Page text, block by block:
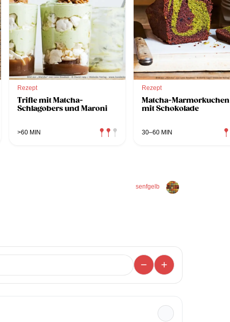
Rezept
Trifle mit Matcha-
Schlagobers und Maroni
>60 MIN
Rezept
Matcha-Marmorkuchen
mit Schokolade
30–60 MIN
senfgelb